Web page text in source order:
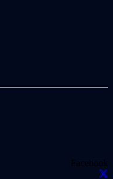
Facebook